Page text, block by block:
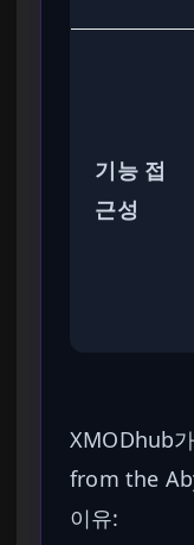
기능 접
근성
XMODhub
from the
이유: